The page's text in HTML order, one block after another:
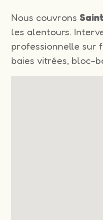
Nous couvrons
les alentours.
professionnelle sur
baies vitrées, bloc-